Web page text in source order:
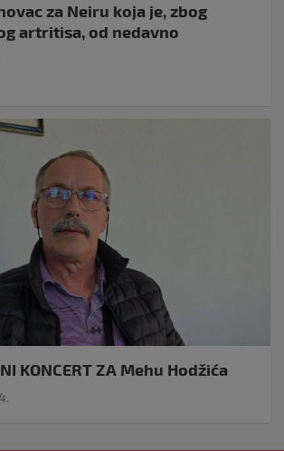
za Neiru koja je, zbog
artritisa, od nedavno
KONCERT ZA Mehu Hodžića